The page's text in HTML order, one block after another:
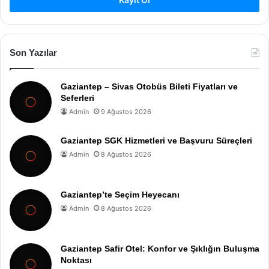
Son Yazılar
Gaziantep – Sivas Otobüs Bileti Fiyatları ve
Seferleri
Admin 9 Ağustos 2026
Gaziantep SGK Hizmetleri ve Başvuru Süreçleri
Admin 8 Ağustos 2026
Gaziantep’te Seçim Heyecanı
Admin 8 Ağustos 2026
Gaziantep Safir Otel: Konfor ve Şıklığın Buluşma
Noktası